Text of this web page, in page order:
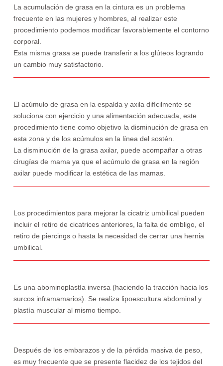
La acumulación de grasa en la cintura es un problema
frecuente en las mujeres y hombres, al realizar este
procedimiento podemos modificar favorablemente el contorno
corporal.
Esta misma grasa se puede transferir a los glúteos logrando
un cambio muy satisfactorio.
El acúmulo de grasa en la espalda y axila difícilmente se
soluciona con ejercicio y una alimentación adecuada, este
procedimiento tiene como objetivo la disminución de grasa en
esta zona y de los acúmulos en la línea del sostén.
La disminución de la grasa axilar, puede acompañar a otras
cirugías de mama ya que el acúmulo de grasa en la región
axilar puede modificar la estética de las mamas.
Los procedimientos para mejorar la cicatriz umbilical pueden
incluir el retiro de cicatrices anteriores, la falta de ombligo, el
retiro de piercings o hasta la necesidad de cerrar una hernia
umbilical.
Es una abominoplastía inversa (haciendo la tracción hacia los
surcos inframamarios). Se realiza lipoescultura abdominal y
plastía muscular al mismo tiempo.
Después de los embarazos y de la pérdida masiva de peso,
es muy frecuente que se presente flacidez de los tejidos del